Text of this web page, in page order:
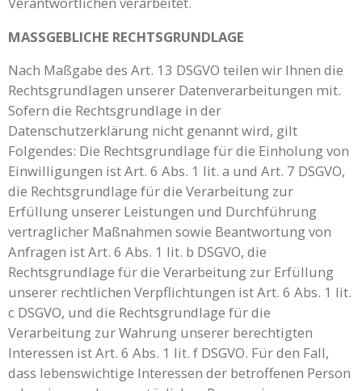
MASSGEBLICHE RECHTSGRUNDLAGE
Nach Maßgabe des Art. 13 DSGVO teilen wir Ihnen die
Rechtsgrundlagen unserer Datenverarbeitungen mit.
Sofern die Rechtsgrundlage in der
Datenschutzerklärung nicht genannt wird, gilt
Folgendes: Die Rechtsgrundlage für die Einholung von
Einwilligungen ist Art. 6 Abs. 1 lit. a und Art. 7 DSGVO,
die Rechtsgrundlage für die Verarbeitung zur
Erfüllung unserer Leistungen und Durchführung
vertraglicher Maßnahmen sowie Beantwortung von
Anfragen ist Art. 6 Abs. 1 lit. b DSGVO, die
Rechtsgrundlage für die Verarbeitung zur Erfüllung
unserer rechtlichen Verpflichtungen ist Art. 6 Abs. 1 lit.
c DSGVO, und die Rechtsgrundlage für die
Verarbeitung zur Wahrung unserer berechtigten
Interessen ist Art. 6 Abs. 1 lit. f DSGVO. Für den Fall,
dass lebenswichtige Interessen der betroffenen Person